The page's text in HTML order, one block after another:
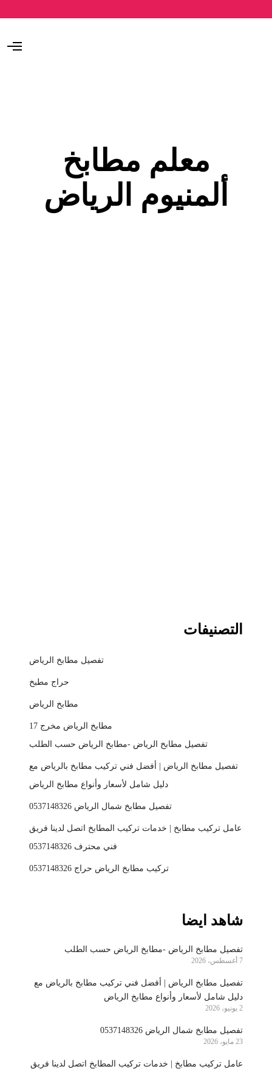
O
معلم مطابخ
ألمنيوم الرياض
التصنيفات
تفصيل مطابخ الرياض
حراج مطبخ
مطابخ الرياض
مطابخ الرياض مخرج 17
تفصيل مطابخ الرياض -مطابخ الرياض حسب الطلب
تفصيل مطابخ الرياض | أفضل فني تركيب مطابخ بالرياض مع
دليل شامل لأسعار وأنواع مطابخ الرياض
تفصيل مطابخ شمال الرياض 0537148326
عامل تركيب مطابخ | خدمات تركيب المطابخ اتصل لدينا فريق
فني محترف 0537148326
تركيب مطابخ الرياض حراج 0537148326
شاهد ايضا
تفصيل مطابخ الرياض -مطابخ الرياض حسب الطلب
7 أغسطس، 2026
تفصيل مطابخ الرياض | أفضل فني تركيب مطابخ بالرياض مع
دليل شامل لأسعار وأنواع مطابخ الرياض
2 يونيو، 2026
تفصيل مطابخ شمال الرياض 0537148326
23 مايو، 2026
عامل تركيب مطابخ | خدمات تركيب المطابخ اتصل لدينا فريق